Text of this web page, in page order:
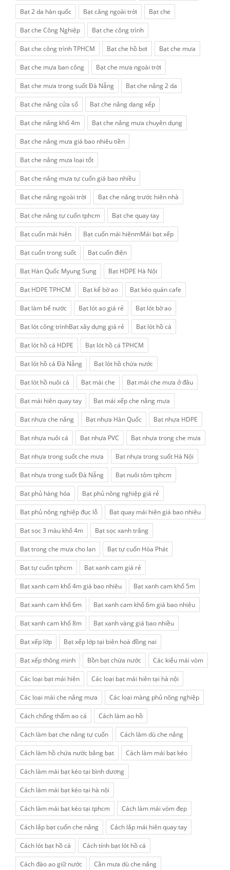
Bạt 2 da hàn quốc Bạt căng ngoài trời Bạt che
Bạt che Công Nghiệp Bạt che công trình
Bạt che công trình TPHCM Bạt che hồ bơi Bạt che mưa
Bạt che mưa ban công Bạt che mưa ngoài trời
Bạt che mưa trong suốt Đà Nẵng Bạt che nắng 2 da
Bạt che nắng cửa sổ Bạt che nắng dạng xếp
Bạt che nắng khổ 4m Bạt che nắng mưa chuyên dụng
Bạt che nắng mưa giá bao nhiêu tiền
Bạt che nắng mưa loại tốt
Bạt che nắng mưa tự cuốn giá bao nhiều
Bạt che nắng ngoài trời Bạt che nắng trước hiên nhà
Bạt che nắng tự cuốn tphcm Bạt che quay tay
Bạt cuốn mái hiên Bạt cuốn mái hiênmMái bạt xếp
Bạt cuốn trong suốt Bạt cuốn điện
Bạt Hàn Quốc Myung Sung Bạt HDPE Hà Nội
Bạt HDPE TPHCM Bạt kế bờ ao Bạt kéo quán cafe
Bạt làm bể nước Bạt lót ao giá rẻ Bạt lót bờ ao
Bạt lót công trìnhBạt xây dựng giá rẻ Bạt lót hồ cá
Bạt lót hồ cá HDPE Bạt lót hồ cá TPHCM
Bạt lót hồ cá Đà Nẵng Bạt lót hồ chứa nước
Bạt lót hồ nuôi cá Bạt mái che Bạt mái che mưa ở đâu
Bạt mái hiên quay tay Bạt mái xếp che nắng mưa
Bạt nhựa che nắng Bạt nhựa Hàn Quốc Bạt nhựa HDPE
Bạt nhựa nuôi cá Bạt nhựa PVC Bạt nhựa trong che mưa
Bạt nhựa trong suốt che mưa Bạt nhựa trong suốt Hà Nội
Bạt nhựa trong suốt Đà Nẵng Bạt nuôi tôm tphcm
Bạt phủ hàng hóa Bạt phủ nông nghiệp giá rẻ
Bạt phủ nông nghiệp đục lỗ Bạt quay mái hiên giá bao nhiêu
Bạt sọc 3 màu khổ 4m Bạt sọc xanh trắng
Bạt trong che mưa cho lan Bạt tự cuốn Hòa Phát
Bạt tự cuốn tphcm Bạt xanh cam giá rẻ
Bạt xanh cam khổ 4m giá bao nhiêu Bạt xanh cam khổ 5m
Bạt xanh cam khổ 6m Bạt xanh cam khổ 6m giá bao nhiêu
Bạt xanh cam khổ 8m Bạt xanh vàng giá bao nhiều
Bạt xếp lớp Bạt xếp lớp tại biên hoà đồng nai
Bạt xếp thông minh Bồn bạt chứa nước Các kiểu mái vòm
Các loại bạt mái hiên Các loại bạt mái hiên tại hà nội
Các loại mái che nắng mưa Các loại màng phủ nông nghiệp
Cách chống thấm ao cá Cách làm ao hồ
Cách làm bạt che nắng tự cuốn Cách làm dù che nắng
Cách làm hồ chứa nước bằng bạt Cách làm mái bạt kéo
Cách làm mái bạt kéo tại bình dương
Cách làm mái bạt kéo tại hà nội
Cách làm mái bạt kéo tại tphcm Cách làm mái vòm đẹp
Cách lắp bạt cuốn che nắng Cách lắp mái hiên quay tay
Cách lót bạt hồ cá Cách tính bạt lót hồ cá
Cách đào ao giữ nước Cần mưa dù che nắng